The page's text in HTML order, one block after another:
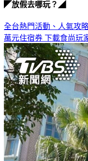
◤放假去哪玩？◢
全台熱門活動、人氣攻
萬元住宿券 下載食尚玩